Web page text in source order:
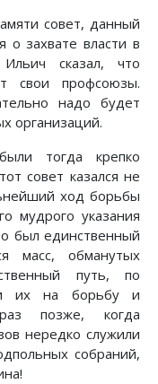
совет, данный
захвате власти в
сказал, что
свои профсоюзы.
надо будет
организаций.
тогда крепко
совет казался не
ход борьбы
мудрого указания
был единственный
масс, обманутых
путь, по
их на борьбу и
позже, когда
нередко служили
собраний,